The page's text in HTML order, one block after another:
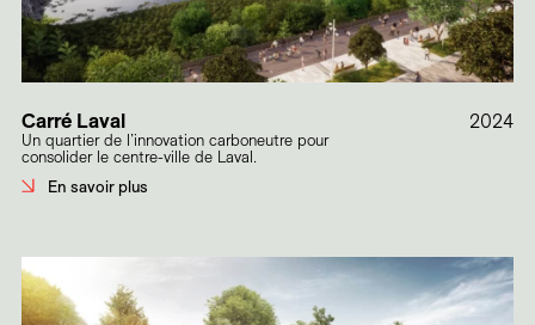
Carré Laval
Un quartier de l’innovation carboneutre pour
consolider le centre-ville de Laval.
En savoir plus
2024